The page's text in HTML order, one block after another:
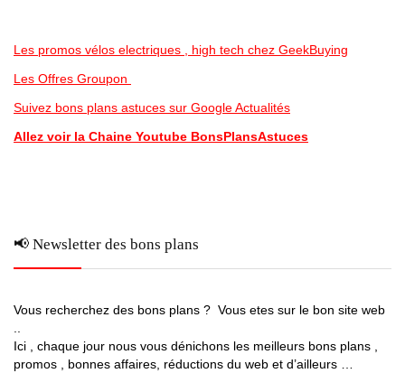
Les promos vélos electriques , high tech chez GeekBuying
Les Offres Groupon
Suivez bons plans astuces sur Google Actualités
Allez voir la Chaine Youtube BonsPlansAstuces
📢 Newsletter des bons plans
Vous recherchez des bons plans ? Vous etes sur le bon site web
Ici , chaque jour nous vous dénichons les meilleurs bons plans ,
promos , bonnes affaires, réductions du web et d’ailleurs …